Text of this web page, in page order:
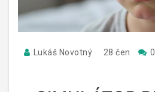
Lukáš Novotný 28 čen 0